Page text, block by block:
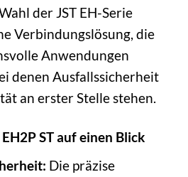
der JST EH-Serie
Verbindungslösung, die
Anwendungen
denen Ausfallssicherheit
an erster Stelle stehen.
ST auf einen Blick
Die präzise